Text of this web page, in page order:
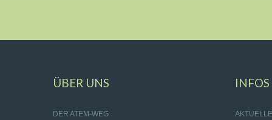
ÜBER UNS
DER ATEM-WEG
INFOS